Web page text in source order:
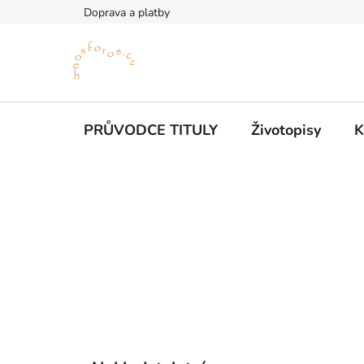
Doprava a platby
PRŮVODCE TITULY Životopisy
Přeskočit